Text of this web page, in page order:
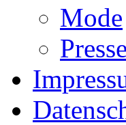
Mode
Presse